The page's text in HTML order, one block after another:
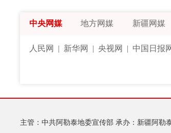
中央网媒 地方网媒 新疆网媒
人民网 新华网 |央视网 中国日报
主管：中共阿勒泰地委宣传部承办：新疆阿勒